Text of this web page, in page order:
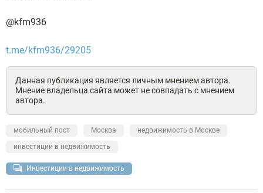
@kfm936
t.me/kfm936/29205
Данная публикация является личным мнением автора.
Мнение владельца сайта может не совпадать с мнением
автора.
мобильный пост Москва
недвижимость в Москве
инвестиции в недвижимость
Инвестиции в недвижимость